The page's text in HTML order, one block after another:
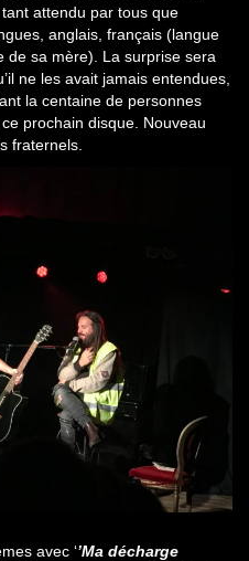
attendu par tous que
anglais, français (langue
de sa mère). La surprise sera
ne les avait jamais entendues,
la centaine de personnes
prochain disque. Nouveau
fraternels.
avec ‘’Ma décharge